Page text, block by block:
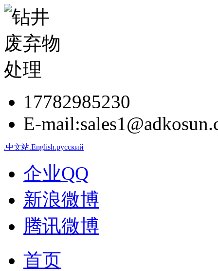
17782985230
E-
.中文站.English.русский
企业QQ
新浪微博
腾讯微博
首页